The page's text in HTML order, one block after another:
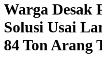
Warga Desak
Solusi Usai
84 Ton Arang